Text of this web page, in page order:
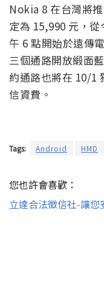
Nokia 8 在台灣將
定為 15,990 元，
午 6 點開始於遠傳
三個通路開放緞面
約通路也將在 10/1
信資費。
Tags: Android HMD
您也許會喜歡：
立達合法徵信社-讓您